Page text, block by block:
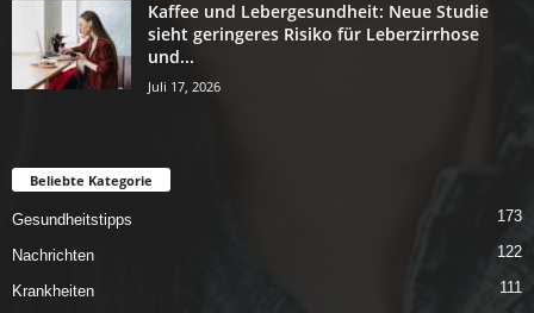
Kaffee und Lebergesundheit: Neue Studie
sieht geringeres Risiko für Leberzirrhose
und...
Juli 17, 2026
Beliebte Kategorie
Gesundheitstipps 173
Nachrichten 122
Krankheiten 111